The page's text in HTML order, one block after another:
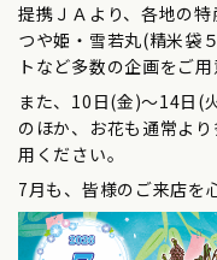
提携ＪＡより、各地の特
つや姫・雪若丸(精米袋
トなど多数の企画をご用
また、10日(金)～14日(
のほか、お花も通常よ
用ください。
7月も、皆様のご来店を